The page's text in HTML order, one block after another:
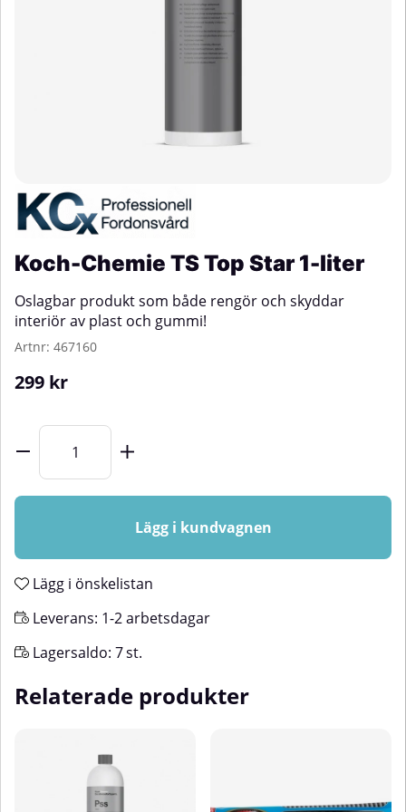
Koch-Chemie TS Top Star 1-liter
Oslagbar produkt som både rengör och skyddar
interiör av plast och gummi!
Artnr: 467160
299 kr
Lägg i kundvagnen
Lägg i önskelistan
Leverans: 1-2 arbetsdagar
Lagersaldo: 7st.
Relaterade produkter